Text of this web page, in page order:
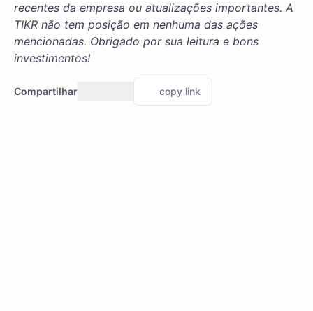
recentes da empresa ou atualizações importantes. A
TIKR não tem posição em nenhuma das ações
mencionadas. Obrigado por sua leitura e bons
investimentos!
Compartilhar copy link